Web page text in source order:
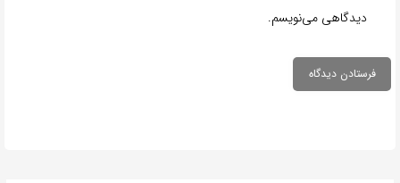
دیدگاهی می‌نویسم.